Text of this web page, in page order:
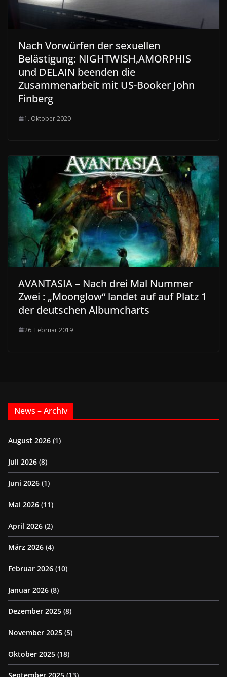
Nach Vorwürfen der sexuellen
Belästigung: NIGHTWISH,AMORPHIS
und DELAIN beenden die
Zusammenarbeit mit US-Booker John
Finberg
1. Oktober 2020
AVANTASIA – Nach drei Mal Nummer
Zwei : „Moonglow“ landet auf auf Platz 1
der deutschen Albumcharts
26. Februar 2019
News – Archiv
August 2026 (1)
Juli 2026 (8)
Juni 2026 (1)
Mai 2026 (11)
April 2026 (2)
März 2026 (4)
Februar 2026 (10)
Januar 2026 (8)
Dezember 2025 (8)
November 2025 (5)
Oktober 2025 (18)